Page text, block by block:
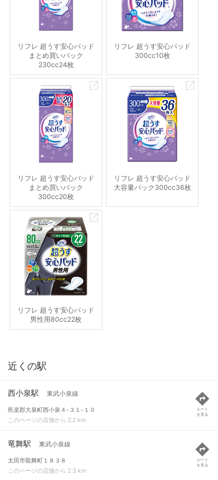
リフレ 超うす安心パッド
まとめ買いパック
230cc24枚
リフレ 超うす安心パッド
300cc10枚
リフレ 超うす安心パッド
まとめ買いパック
300cc20枚
リフレ 超うす安心パッド
大容量パック300cc36枚
リフレ 超うす安心パッド
男性用80cc22枚
近くの駅
西小泉駅 東武小泉線
邑楽郡大泉町西小泉４-３１-１０
このページの店舗から 2.2 km
ルート
を見る
竜舞駅 東武小泉線
太田市龍舞町１８３８
このページの店舗から 2.3 km
ルート
を見る